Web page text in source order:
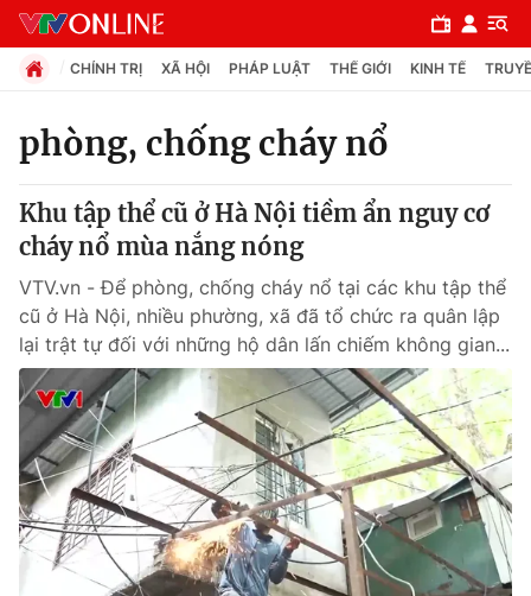
Chuyên mục
Chính trị
Xã hội
Pháp luật
Y tế
Thế giới
Tin tức
Kinh tế
CHÍNH TRỊ XÃ HỘI PHÁP LUẬT THẾ GIỚI KINH TẾ
phòng, chống cháy nổ
Khu tập thể cũ ở Hà Nội tiềm ẩn nguy cơ
cháy nổ mùa nắng nóng
VTV.vn - Để phòng, chống cháy nổ tại các khu tập thể
cũ ở Hà Nội, nhiều phường, xã đã tổ chức ra quân lập
lại trật tự đối với những hộ dân lấn chiếm không gian...